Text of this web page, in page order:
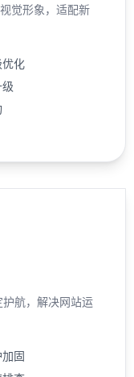
觉形象，适配新
化
航，解决网站运
固